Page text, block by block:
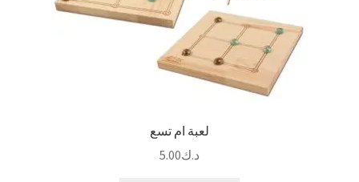
لعبة ام تسع
د.ك5.00